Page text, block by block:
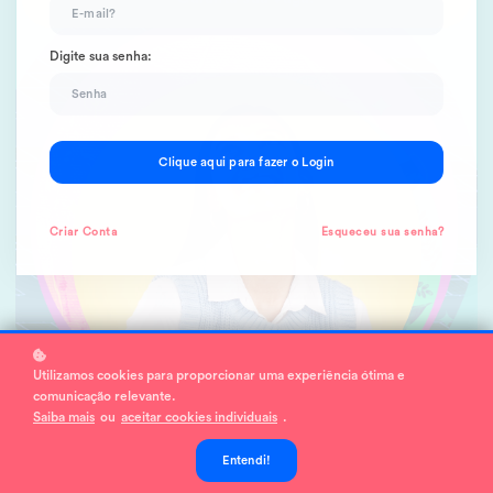
Utilizamos cookies para proporcionar uma experiência ótima e
comunicação relevante.
Saiba mais ou aceitar cookies individuais .
Entendi!
Digite sua senha:
Clique aqui para fazer o Login
Criar Conta Esqueceu sua senha?